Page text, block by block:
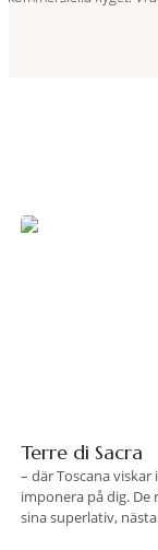
Terre di Sacra
– där Toscana
imponera på dig.
sina superlativ,